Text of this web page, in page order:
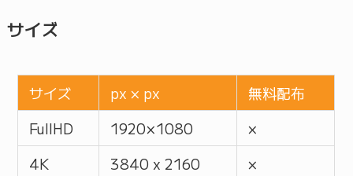
サイズ
サイズ px × px
無料配布
FullHD
1920 × 1080
×
4K
3840 x 2160 ×